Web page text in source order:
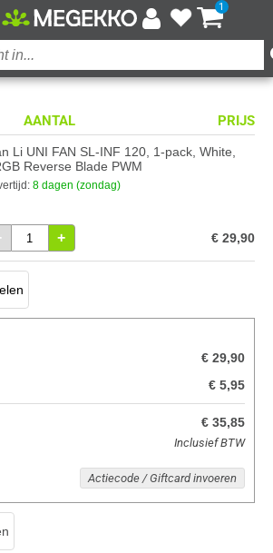
1
AANTAL
PRIJS
Li UNI FAN SL-INF 120, 1-pack, White,
Reverse Blade PWM
8 dagen (zondag)
+ € 29,90
€ 29,90
€ 5,95
€ 35,85
Inclusief BTW
Actiecode / Giftcard invoeren